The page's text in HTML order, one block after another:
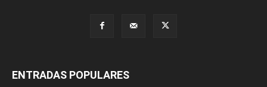
ENTRADAS POPULARES